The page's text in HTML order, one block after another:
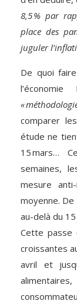
8,5 % par
place des
juguler
De quoi
«
comparer
étude ne
15 mars…
semaines,
mesure
moyenne.
au-delà du 15
Cette passe
croissantes
avril et